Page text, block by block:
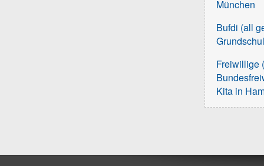
München
Bufdi (all
Freiwillige
Kita in